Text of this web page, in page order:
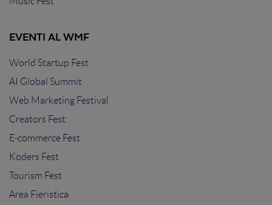
EVENTI AL WMF
World Startup Fest
AI Global Summit
Web Marketing Festival
Creators Fest
E-commerce Fest
Koders Fest
Tourism Fest
Area Fieristica